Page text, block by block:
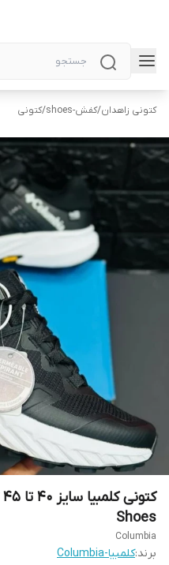
کتونی زاهدان/کفش-shoes /کتونی
Shoes
Columbia
برند:کلمبیا-Columbia